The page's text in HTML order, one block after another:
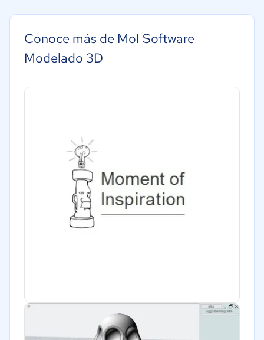
Conoce más de MoI Software
Modelado 3D